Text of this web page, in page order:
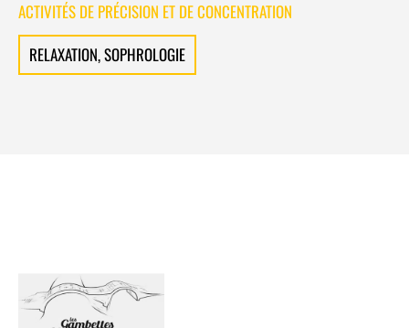
ACTIVITÉS DE PRÉCISION ET DE CONCENTRATION
RELAXATION, SOPHROLOGIE